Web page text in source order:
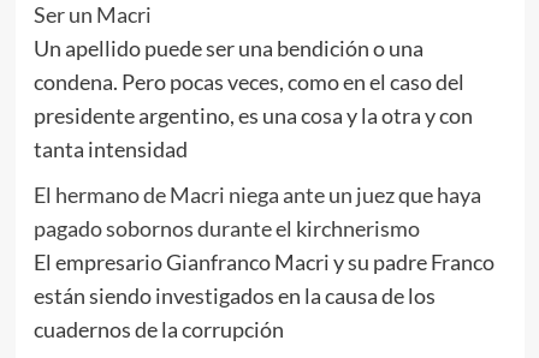
Ser un Macri
Un apellido puede ser una bendición o una
condena. Pero pocas veces, como en el caso del
presidente argentino, es una cosa y la otra y con
tanta intensidad
El hermano de Macri niega ante un juez que haya
pagado sobornos durante el kirchnerismo
El empresario Gianfranco Macri y su padre Franco
están siendo investigados en la causa de los
cuadernos de la corrupción